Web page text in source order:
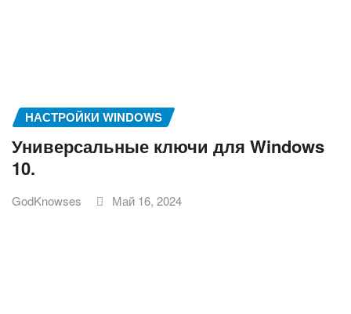
НАСТРОЙКИ WINDOWS
Универсальные ключи для Windows
10.
GodKnowses Май 16, 2024